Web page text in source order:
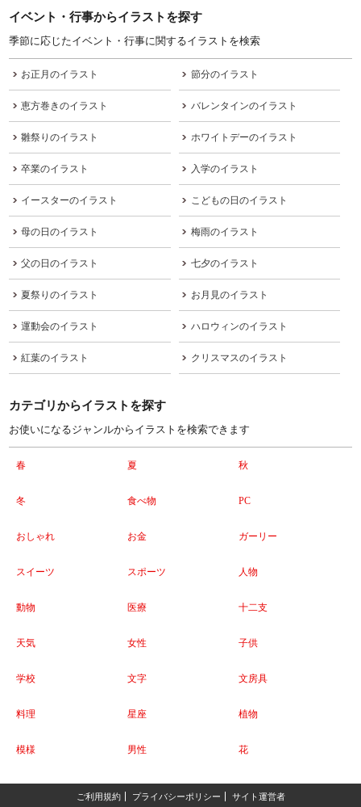
イベント・行事からイラストを探す
季節に応じたイベント・行事に関するイラストを検索
お正月のイラスト 節分のイラスト
恵方巻きのイラスト バレンタインのイラスト
雛祭りのイラスト ホワイトデーのイラスト
卒業のイラスト 入学のイラスト
イースターのイラスト こどもの日のイラスト
母の日のイラスト 梅雨のイラスト
父の日のイラスト 七夕のイラスト
夏祭りのイラスト お月見のイラスト
運動会のイラスト ハロウィンのイラスト
紅葉のイラスト クリスマスのイラスト
カテゴリからイラストを探す
お使いになるジャンルからイラストを検索できます
春 夏 秋
冬 食べ物 PC
おしゃれ お金 ガーリー
スイーツ スポーツ 人物
動物 医療 十二支
天気 女性 子供
学校 文字 文房具
料理 星座 植物
模様 男性 花
ご利用規約 プライバシーポリシー サイト運営者